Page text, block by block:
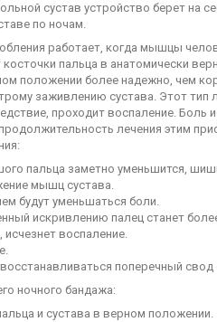
сустав устройство берет на
по ночам.
работает, когда мышцы
пальца в анатомически
положении более надежно, чем
заживлению сустава. Этот тип
проходит воспаление. Боль
лечения этим
пальца заметно уменьшится,
мышц сустава.
будут уменьшаться боли.
искривлению палец станет
воспаление.
поперечный
ночного бандажа:
и сустава в верном положении.